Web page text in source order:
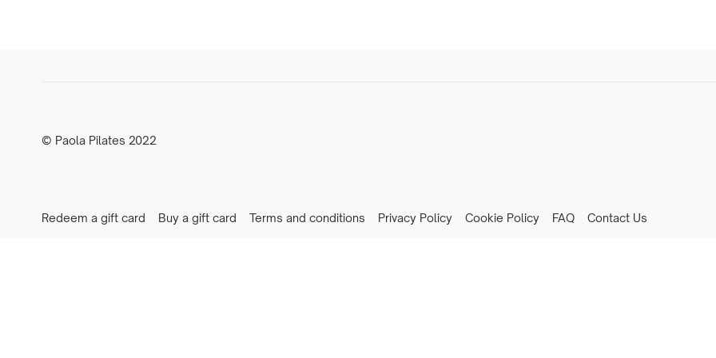
© Paola Pilates 2022
Redeem a gift card Buy a gift card Terms and conditions Privacy Policy Cookie Policy FAQ
Contact Us